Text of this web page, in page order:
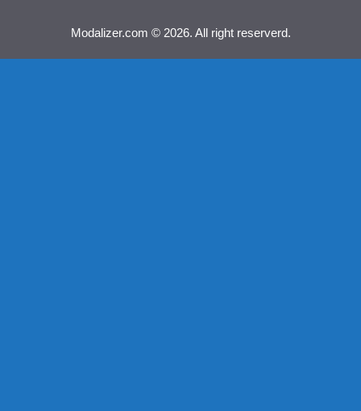
Modalizer.com © 2026. All right reserverd.